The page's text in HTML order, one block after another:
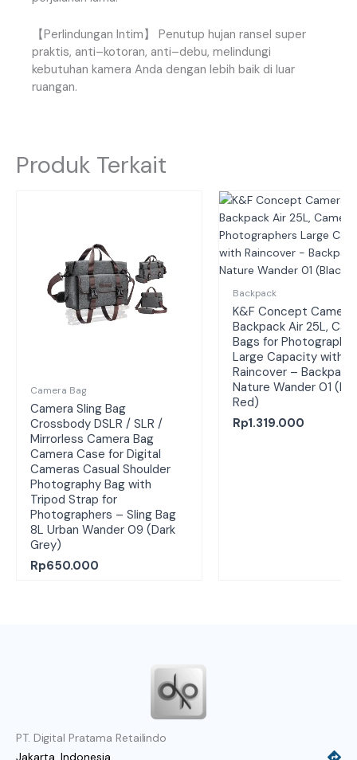
【Perlindungan Intim】 Penutup hujan ransel super
praktis, anti–kotoran, anti–debu, melindungi
kebutuhan kamera Anda dengan lebih baik di luar
ruangan.
Produk Terkait
Camera Bag
Camera Sling Bag
Crossbody DSLR / SLR /
Mirrorless Camera Bag
Camera Case for Digital
Cameras Casual Shoulder
Photography Bag with
Tripod Strap for
Photographers – Sling Bag
8L Urban Wander 09 (Dark
Grey)
Rp650.000
Backpack
K&F Concept Camera
Backpack Air 25L,
Bags for
Large Capacity with
Raincover – Backpack
Nature Wander 01
Red)
Rp1.319.000
PT. Digital Pratama Retailindo
Jakarta, Indonesia